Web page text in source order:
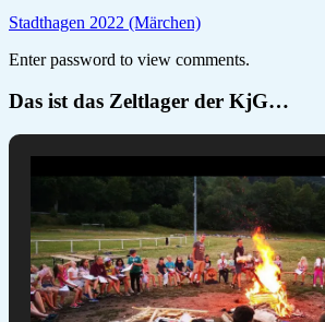
Stadthagen 2022 (Märchen)
Enter password to view comments.
Das ist das Zeltlager der KjG…